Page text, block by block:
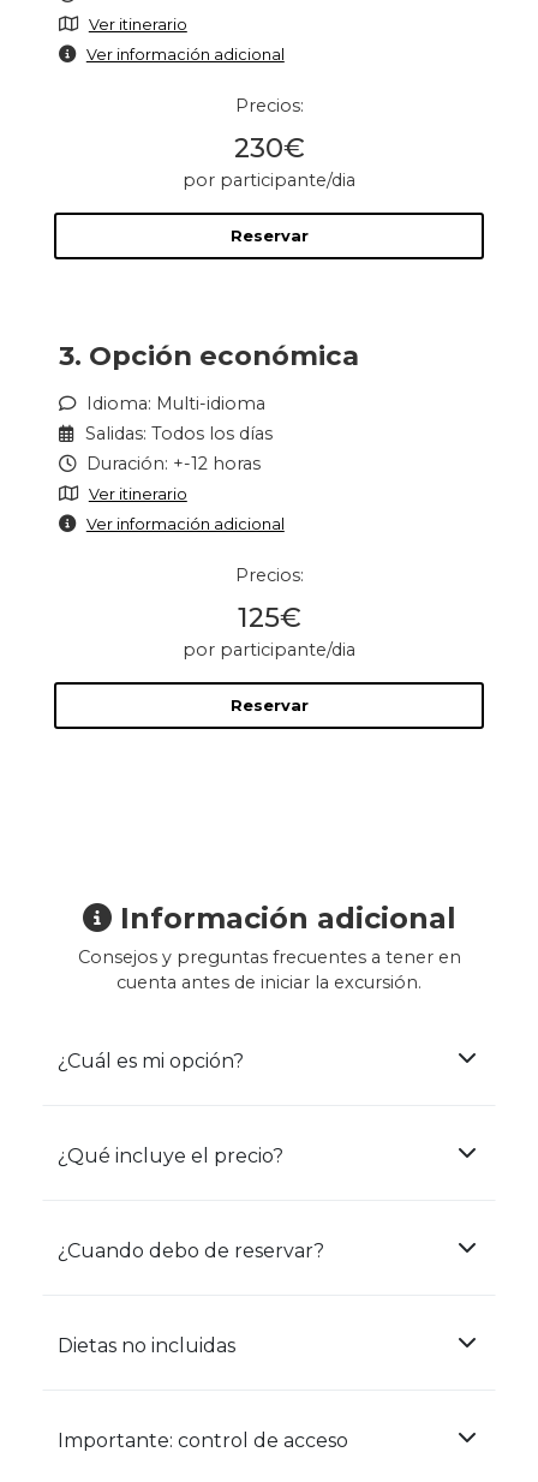
Ver itinerario
Ver información adicional
Precios:
230€
por participante/dia
Reservar
3. Opción económica
Idioma: Multi-idioma
Salidas: Todos los días
Duración: +-12 horas
Ver itinerario
Ver información adicional
Precios:
125€
por participante/dia
Reservar
Información adicional
Consejos y preguntas frecuentes a tener en
cuenta antes de iniciar la excursión.
¿Cuál es mi opción?
¿Qué incluye el precio?
¿Cuando debo de reservar?
Dietas no incluidas
Importante: control de acceso